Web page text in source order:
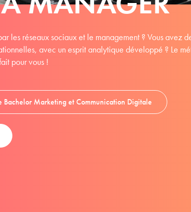
les réseaux sociaux et le management ? Vous avez
avec un esprit analytique développé ? Le
pour vous !
Bachelor Marketing et Communication Digitale